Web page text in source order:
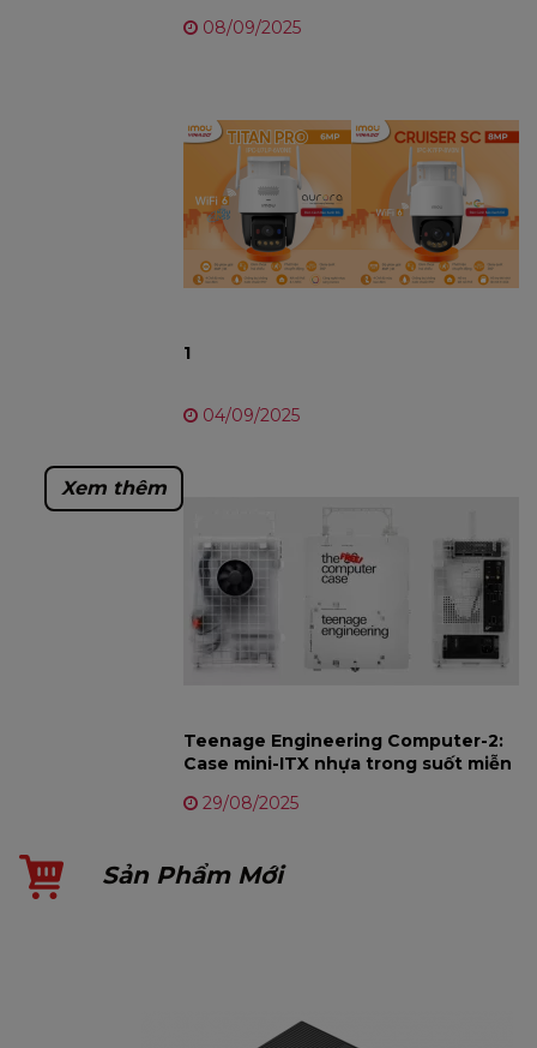
08/09/2025
1
04/09/2025
Teenage Engineering Computer-2:
Case mini-ITX nhựa trong suốt miễn
29/08/2025
Xem thêm
Sản Phẩm Mới